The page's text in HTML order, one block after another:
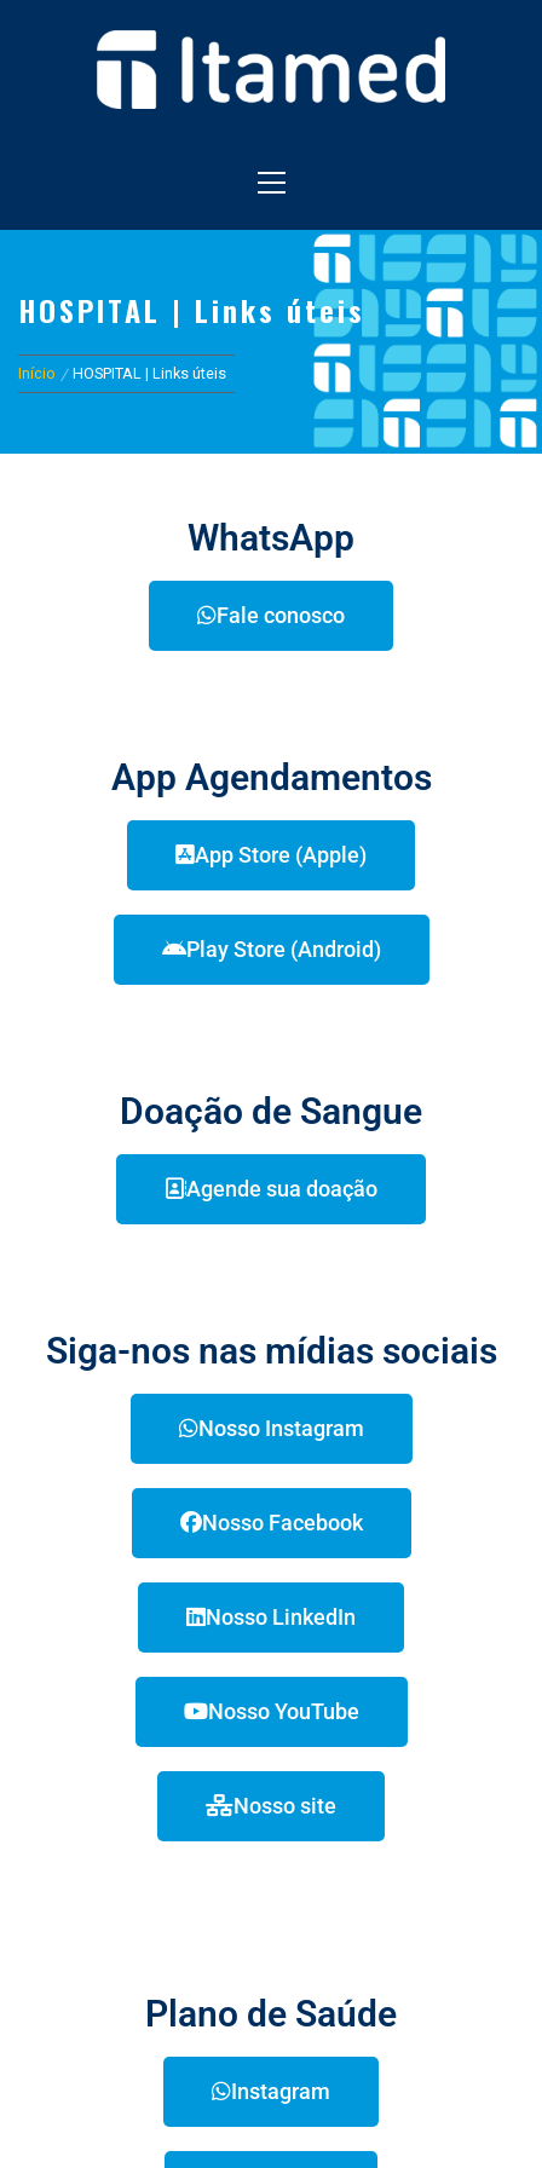
HOSPITAL ITAMED
HOSPITAL EM FOZ DO IGUAÇU
HOSPITAL | Links úteis
Início HOSPITAL | Links úteis
WhatsApp
Fale conosco
App Agendamentos
App Store (Apple)
Play Store (Android)
Doação de Sangue
Agende sua doação
Siga-nos nas mídias sociais
Nosso Instagram
Nosso Facebook
Nosso LinkedIn
Nosso YouTube
Nosso site
Plano de Saúde
Instagram